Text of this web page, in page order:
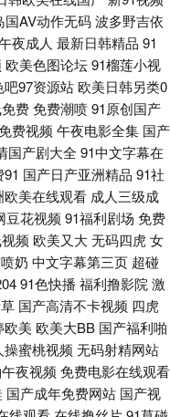
片免费网站 日韩无码精品久
频92自拍 成人网久久 国产
区 伪娘ts重口一区 亚洲欧美
不卡影院老女人 国产精品色
AV 亚欧成人毛片 在线天堂9
牛福利资源网 日本韩国A片
青青 91国产精品第一页 91
中文字幕视频 青青草超踫 色
导航 黑人性爱欧美日韩网页
国AV动作无码波多野吉依
夜成人 最新日韩精品 91
欧美色图论坛91榴莲小视
吧97资源站 欧美日韩另类0
费免费潮喷91原创国产
费视频 午夜电影全集 国产
国产剧大全 91中文字幕在
国产日产亚洲精品 91社
欧美在线观看 成人三级成
豆花视频 91福利剧场 免费
频 欧美又大无码四虎女
奶 中文字幕第三页 超碰
91色快播 福利撸影院 激
国产高清不卡视频 四虎
欧美 欧美大BB 国产福利啪
操蜜桃视频 无码射精网站
夜视频 免费电影在线观看
国产成年免费网站 国产视